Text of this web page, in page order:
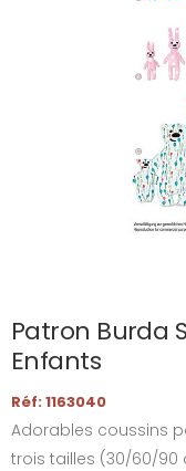
Patron Burda
Enfants
Réf: 1163040
Adorables coussins
trois tailles (30/60/90